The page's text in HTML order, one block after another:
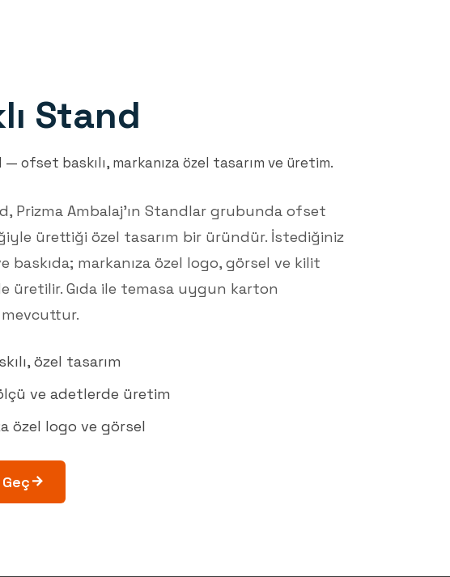
Stand
— ofset baskılı, markanıza özel tasarım ve üretim.
Prizma Ambalaj'ın Standlar grubunda ofset
ürettiği özel tasarım bir üründür. İstediğiniz
baskıda; markanıza özel logo, görsel ve kilit
üretilir. Gıda ile temasa uygun karton
özel tasarım
ve adetlerde üretim
özel logo ve görsel